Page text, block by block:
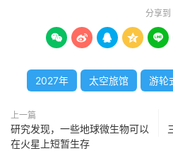
分享到
    
2027年 太空旅馆 游轮
上一篇
研究发现，一些地球微生物可以
在火星上短暂生存